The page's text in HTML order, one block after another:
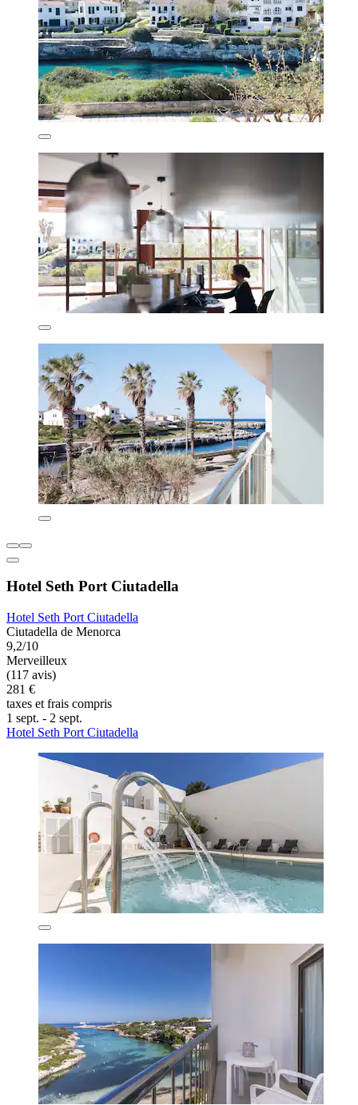
Hotel Seth Port Ciutadella
Hotel Seth Port Ciutadella
Ciutadella de Menorca
9,2/10
Merveilleux
(117 avis)
281 €
taxes et frais compris
1 sept. - 2 sept.
Hotel Seth Port Ciutadella